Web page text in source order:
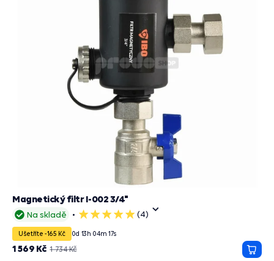
Na skladě
5
(4)
Magnetický filtr I-002 3/4"
Ušetříte -165 Kč 0d 13h 04m 15s
1 734 Kč
1 569 Kč